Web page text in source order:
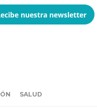
nuestra newsletter
SALUD